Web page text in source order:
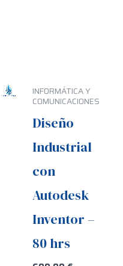
INFORMÁTICA Y
COMUNICACIONES
Diseño
Industrial
con
Autodesk
Inventor –
80 hrs